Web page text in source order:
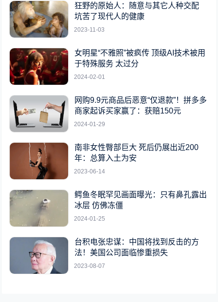
狂野的原始人：随意与其它人种交配
坑苦了现代人的健康
2023-11-03
女明星“不雅照”被疯传 顶级AI技术被用
于特殊服务 太过分
2024-02-01
网购9.9元商品后恶意“仅退款”！拼多多
商家起诉买家赢了：获赔150元
2024-01-29
南非女性臀部巨大 死后仍展出近200
年：总算入土为安
2023-06-14
鳄鱼冬眠罕见画面曝光：只有鼻孔露出
冰层 仿佛冻僵
2024-01-25
台积电张忠谋：中国将找到反击的方
法！美国公司面临惨重损失
2023-08-07